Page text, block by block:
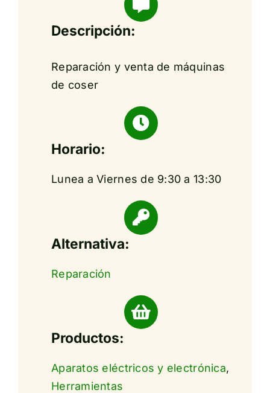
Descripción:
Reparación y venta de máquinas
de coser
Horario:
Lunea a Viernes de 9:30 a 13:30
Alternativa:
Reparación
Productos:
Aparatos eléctricos y electrónica,
Herramientas